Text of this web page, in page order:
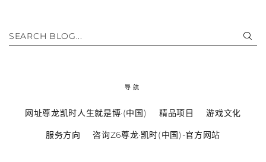
SEARCH BLOG...
导航
网址尊龙凯时人生就是博·(中国) 精品项目 游戏文化
服务方向 咨询Z6尊龙·凯时(中国)-官方网站